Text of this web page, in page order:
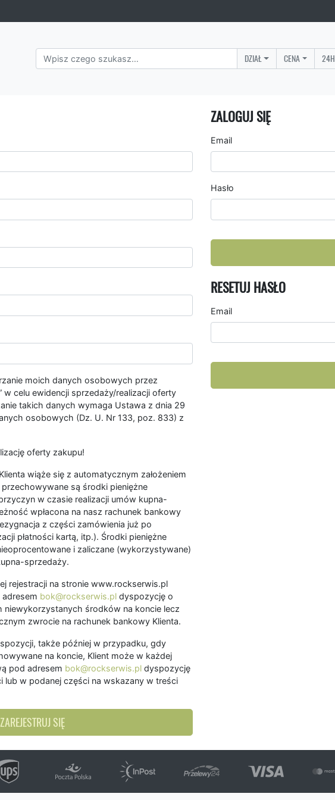
DZIAŁ CENA
moich danych osobowych przez
w celu ewidencji sprzedaży/realizacji oferty
takich danych wymaga Ustawa z dnia 29
osobowych (Dz. U. Nr 133, poz. 833) z
oferty zakupu!
wiąże się z automatycznym założeniem
są środki pieniężne
w czasie realizacji umów kupna-
wpłacona na nasz rachunek bankowy
z części zamówienia już po
płatności kartą, itp.). Środki pieniężne
i zaliczane (wykorzystywane)
sprzedaży.
rejestracji na stronie www.rockserwis.pl
adresem bok@rockserwis.pl dyspozycję o
niewykorzystanych środków na koncie lecz
zwrocie na rachunek bankowy Klienta.
także później w przypadku, gdy
na koncie, Klient może w każdej
pod adresem bok@rockserwis.pl dyspozycję
lub w podanej części na wskazany w treści
ZAREJESTRUJ SIĘ
ZALOGUJ SIĘ
Email
Hasło
RESETUJ HASŁO
Email